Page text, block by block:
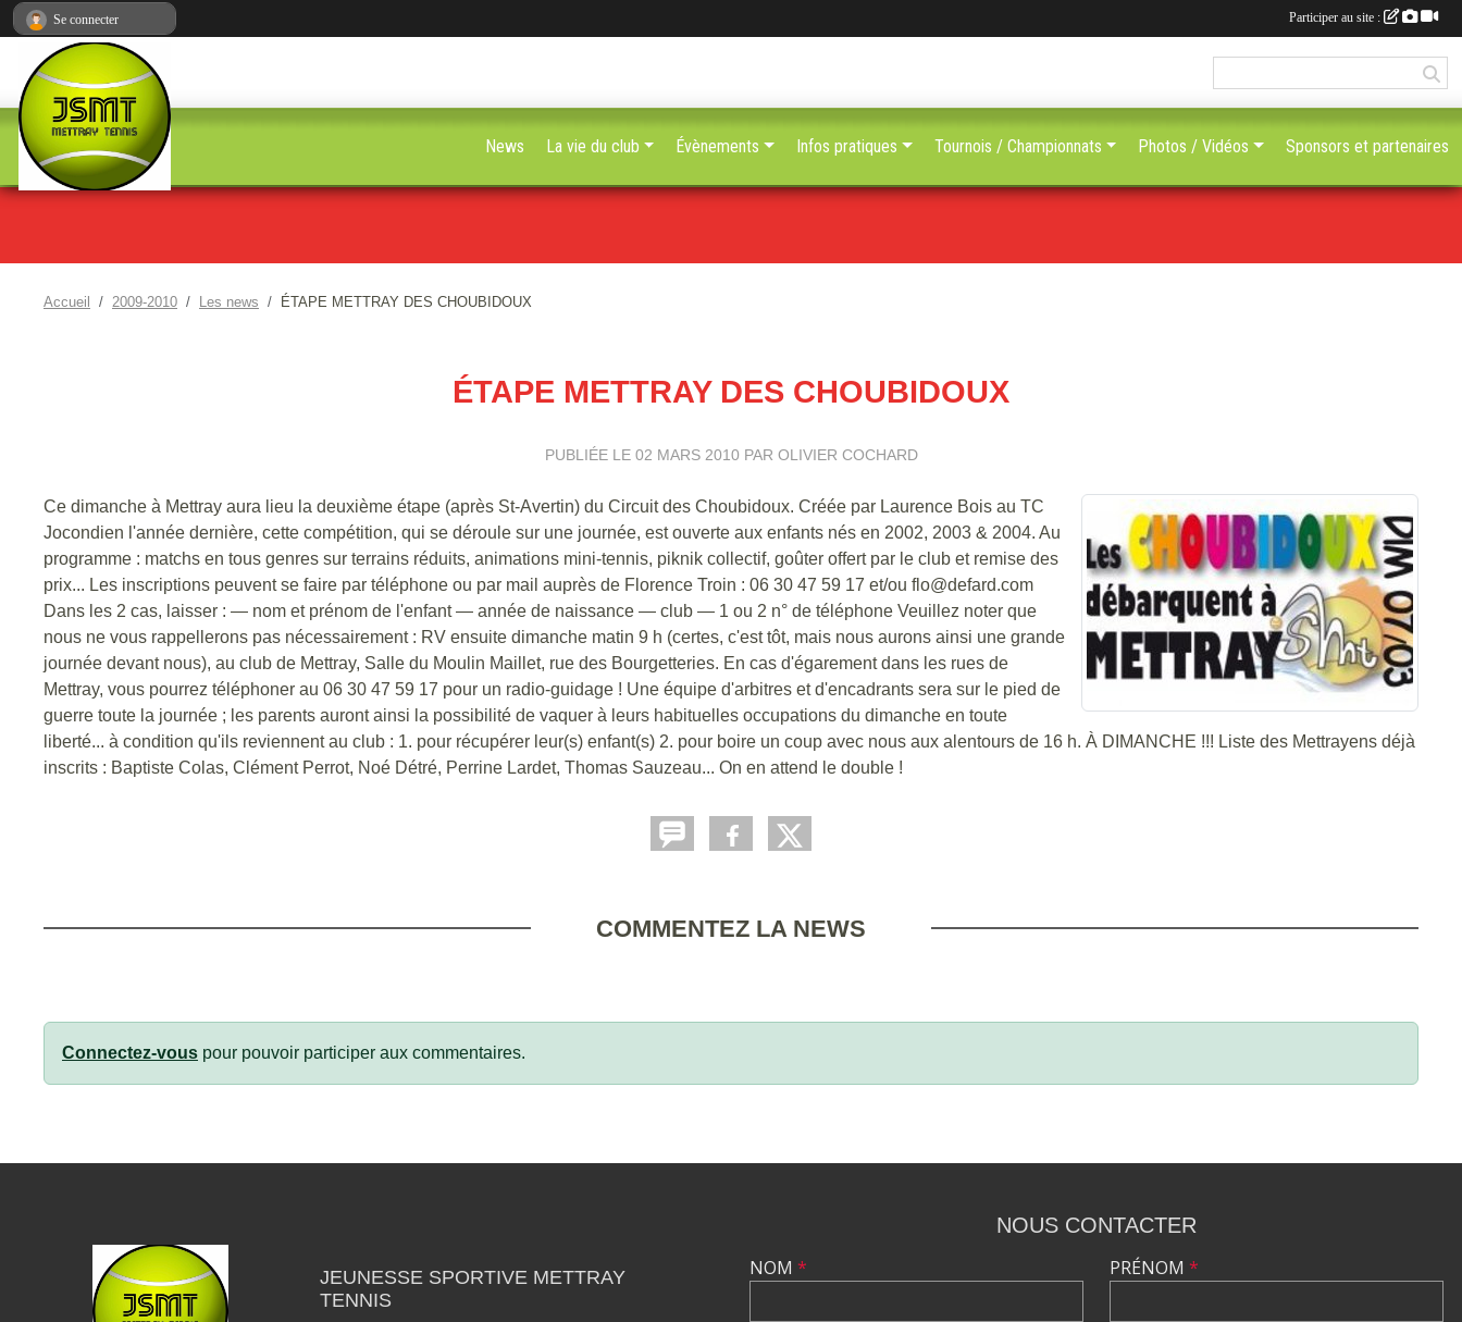
Accueil 2009-2010 Les news ÉTAPE METTRAY DES CHOUBIDOUX
ÉTAPE METTRAY DES CHOUBIDOUX
PUBLIÉE LE 02 MARS 2010 PAR OLIVIER COCHARD
Ce dimanche à Mettray aura lieu la deuxième étape (après St-Avertin) du Circuit des Choubidoux. Créée par Laurence Bois au TC
Jocondien l'année dernière, cette compétition, qui se déroule sur une journée, est ouverte aux enfants nés en 2002, 2003 & 2004. Au
programme : matchs en tous genres sur terrains réduits, animations mini-tennis, piknik collectif, goûter offert par le club et remise des
prix... Les inscriptions peuvent se faire par téléphone ou par mail auprès de Florence Troin : 06 30 47 59 17 et/ou flo@defard.com
Dans les 2 cas, laisser : — nom et prénom de l'enfant — année de naissance — club — 1 ou 2 n° de téléphone Veuillez noter que
nous ne vous rappellerons pas nécessairement : RV ensuite dimanche matin 9 h (certes, c'est tôt, mais nous aurons ainsi une grande
journée devant nous), au club de Mettray, Salle du Moulin Maillet, rue des Bourgetteries. En cas d'égarement dans les rues de
Mettray, vous pourrez téléphoner au 06 30 47 59 17 pour un radio-guidage ! Une équipe d'arbitres et d'encadrants sera sur le pied de
guerre toute la journée ; les parents auront ainsi la possibilité de vaquer à leurs habituelles occupations du dimanche en toute
liberté... à condition qu'ils reviennent au club : 1. pour récupérer leur(s) enfant(s) 2. pour boire un coup avec nous aux alentours de 16 h. À DIMANCHE !!! Liste des Mettrayens déjà
inscrits : Baptiste Colas, Clément Perrot, Noé Détré, Perrine Lardet, Thomas Sauzeau... On en attend le double !
COMMENTEZ LA NEWS
Connectez-vous pour pouvoir participer aux commentaires.
News La vie du club Évènements Infos pratiques Tournois / Championnats Photos / Vidéos Sponsors et partenaires
JEUNESSE SPORTIVE METTRAY
TENNIS
NOUS CONTACTER
NOM * PRÉNOM *
Se connecter Participer au site :
Panneau de gestion des cookies